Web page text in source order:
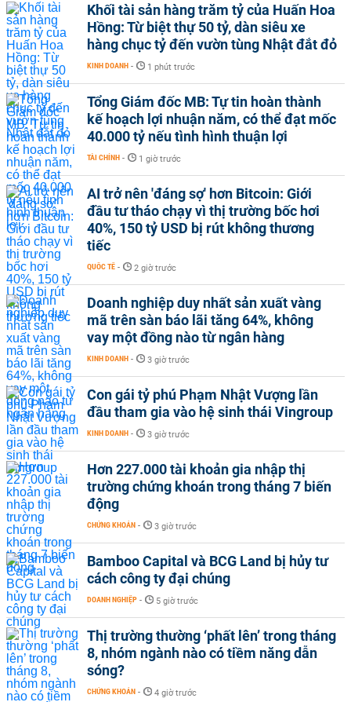
Khối tài sản hàng trăm tỷ của Huấn Hoa
Hồng: Từ biệt thự 50 tỷ, dàn siêu xe
hàng chục tỷ đến vườn tùng Nhật đắt đỏ
KINH DOANH - 1 phút trước
Tổng Giám đốc MB: Tự tin hoàn thành
kế hoạch lợi nhuận năm, có thể đạt mốc
40.000 tỷ nếu tình hình thuận lợi
TÀI CHÍNH - 1 giờ trước
AI trở nên 'đáng sợ' hơn Bitcoin: Giới
đầu tư tháo chạy vì thị trường bốc hơi
40%, 150 tỷ USD bị rút không thương
tiếc
QUỐC TẾ - 2 giờ trước
Doanh nghiệp duy nhất sản xuất vàng
mã trên sàn báo lãi tăng 64%, không
vay một đồng nào từ ngân hàng
KINH DOANH - 3 giờ trước
Con gái tỷ phú Phạm Nhật Vượng lần
đầu tham gia vào hệ sinh thái Vingroup
KINH DOANH - 3 giờ trước
Hơn 227.000 tài khoản gia nhập thị
trường chứng khoán trong tháng 7 biến
động
CHỨNG KHOÁN - 3 giờ trước
Bamboo Capital và BCG Land bị hủy tư
cách công ty đại chúng
DOANH NGHIỆP - 5 giờ trước
Thị trường thường ‘phất lên’ trong tháng
8, nhóm ngành nào có tiềm năng dẫn
sóng?
CHỨNG KHOÁN - 4 giờ trước